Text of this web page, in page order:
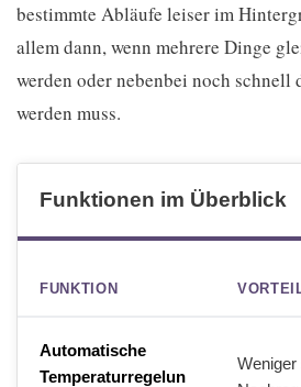
bestimmte Abläufe leiser im
allem dann, wenn mehrere Dinge
werden oder nebenbei noch schnell
werden muss.
Funktionen im Überblick
FUNKTION
Automatische
Temperaturregelun
Weniger